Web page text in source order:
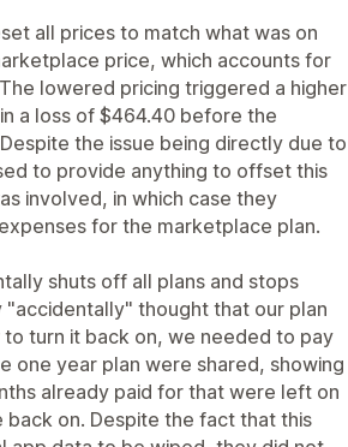
all prices to match what was on
price, which accounts for
lowered pricing triggered a higher
a loss of $464.40 before the
the issue being directly due to
to provide anything to offset this
involved, in which case they
for the marketplace plan.
shuts off all plans and stops
thought that our plan
turn it back on, we needed to pay
one year plan were shared, showing
already paid for that were left on
on. Despite the fact that this